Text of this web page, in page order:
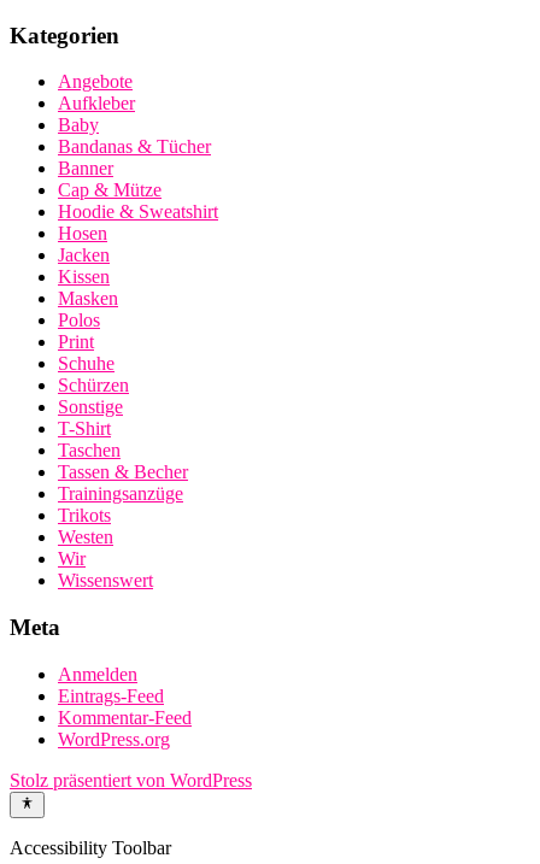
Kategorien
Angebote
Aufkleber
Baby
Bandanas & Tücher
Banner
Cap & Mütze
Hoodie & Sweatshirt
Hosen
Jacken
Kissen
Masken
Polos
Print
Schuhe
Schürzen
Sonstige
T-Shirt
Taschen
Tassen & Becher
Trainingsanzüge
Trikots
Westen
Wir
Wissenswert
Meta
Anmelden
Eintrags-Feed
Kommentar-Feed
WordPress.org
Stolz präsentiert von WordPress
Accessibility Toolbar